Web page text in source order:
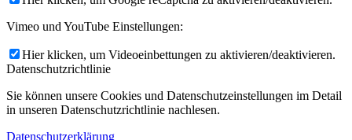
Vimeo und YouTube Einstellungen:
Hier klicken, um Videoeinbettungen zu aktivieren/deaktivieren.
Datenschutzrichtlinie
Sie können unsere Cookies und Datenschutzeinstellungen im Detail
in unseren Datenschutzrichtlinie nachlesen.
Datenschutzerklärung